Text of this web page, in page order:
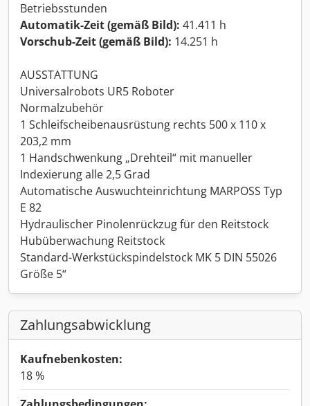
Betriebsstunden
Automatik-Zeit (gemäß Bild): 41.411 h
Vorschub-Zeit (gemäß Bild): 14.251 h
AUSSTATTUNG
Universalrobots UR5 Roboter
Normalzubehör
1 Schleifscheibenausrüstung rechts 500 x 110 x
203,2 mm
1 Handschwenkung „Drehteil“ mit manueller
Indexierung alle 2,5 Grad
Automatische Auswuchteinrichtung MARPOSS Typ
E 82
Hydraulischer Pinolenrückzug für den Reitstock
Hubüberwachung Reitstock
Standard-Werkstückspindelstock MK 5 DIN 55026
Größe 5“
Zahlungsabwicklung
Kaufnebenkosten:
18 %